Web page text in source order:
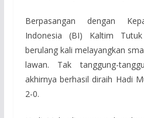
Berpasangan dengan
Indonesia (BI) Kaltim
berulang kali melayangkan
lawan. Tak tanggung-
akhirnya berhasil diraih Hadi
2-0.